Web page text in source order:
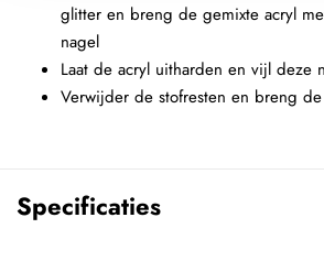
glitter en breng de gemixte acryl
nagel
Laat de acryl uitharden en vijl deze
Verwijder de stofresten en breng
Specificaties